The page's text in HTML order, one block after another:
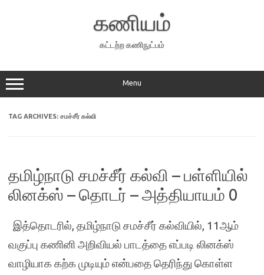
கணியம்
கட்டற்ற கணிநுட்பம்
Menu
TAG ARCHIVES: சமச்சீர் கல்வி
தமிழ்நாடு சமச்சீர் கல்வி – பள்ளியில்
லினக்ஸ் – தொடர் – அத்தியாயம் 0
இத்தொடரில், தமிழ்நாடு சமச்சீர் கல்வியில், 11ஆம்
வகுப்பு கணினி அறிவியல் பாடத்தை எப்படி லினக்ஸ்
வாழியாக கற்க முடியும் என்பதை தெரிந்து கொள்ள